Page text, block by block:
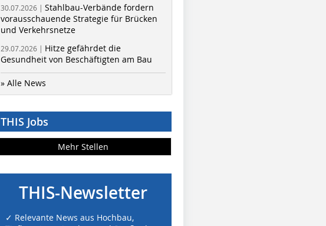
30.07.2026 | Stahlbau-Verbände fordern
vorausschauende Strategie für Brücken
und Verkehrsnetze
29.07.2026 | Hitze gefährdet die
Gesundheit von Beschäftigten am Bau
» Alle News
THIS Jobs
Mehr Stellen
THIS-Newsletter
✓ Relevante News aus Hochbau,